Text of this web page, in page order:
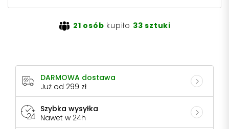
21 osób kupiło 33 sztuki
DARMOWA dostawa
Już od 299 zł
Szybka wysyłka
Nawet w 24h